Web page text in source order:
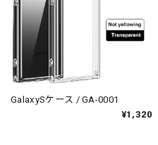
GalaxySケース / GA-0001
¥1,320